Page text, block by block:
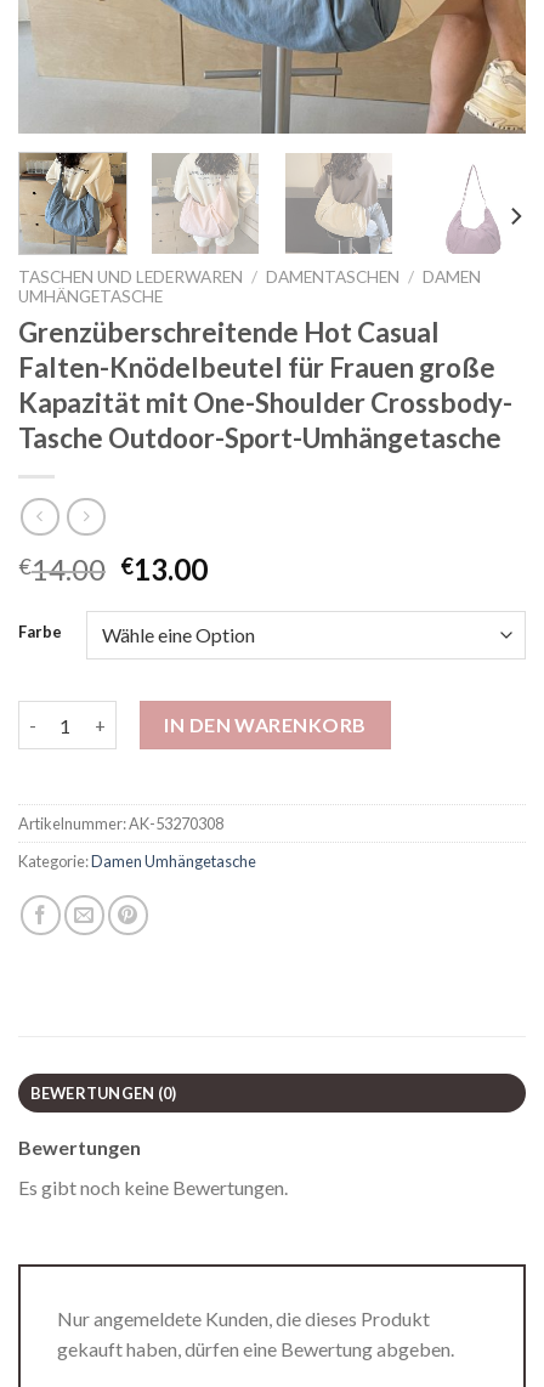
TASCHEN UND LEDERWAREN / DAMENTASCHEN / DAMEN
UMHÄNGETASCHE
Grenzüberschreitende Hot Casual
Falten-Knödelbeutel für Frauen große
Kapazität mit One-Shoulder Crossbody-
Tasche Outdoor-Sport-Umhängetasche
€14.00 €13.00
Farbe
IN DEN WARENKORB
Artikelnummer:AK-53270308
Kategorie:Damen Umhängetasche
BEWERTUNGEN (0)
Bewertungen
Es gibt noch keine Bewertungen.
Nur angemeldete Kunden, die dieses Produkt
gekauft haben, dürfen eine Bewertung abgeben.